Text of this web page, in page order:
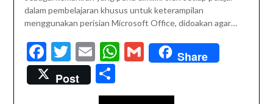
dalam pembelajaran khusus untuk keterampilan
menggunakan perisian Microsoft Office, didoakan agar…
Facebook
Twitter
EmailWhatsApp
GmailShare
Post
Share